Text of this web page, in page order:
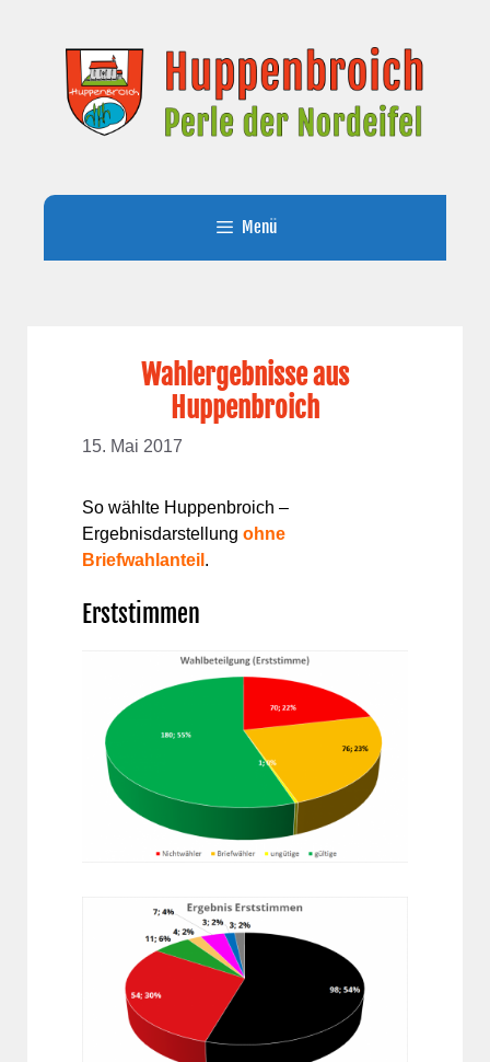
springen
Menü
Wahlergebnisse aus
Huppenbroich
15. Mai 2017
So wählte Huppenbroich –
Ergebnisdarstellung ohne
Briefwahlanteil .
Erststimmen